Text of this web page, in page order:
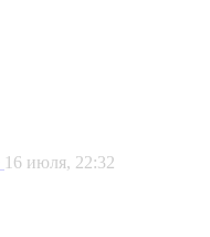
16 июля, 22:32